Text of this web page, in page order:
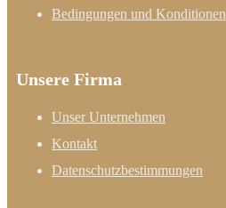
Bedingungen und Konditionen
Unsere Firma
Unser Unternehmen
Kontakt
Datenschutzbestimmungen